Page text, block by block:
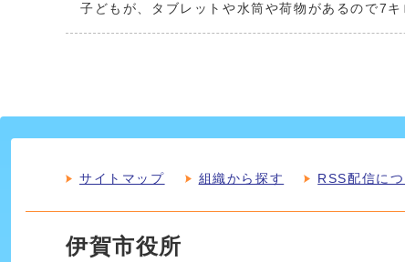
子どもが、タブレットや水筒や荷物があるので7
サイトマップ 組織から探す RSS配信に
伊賀市役所